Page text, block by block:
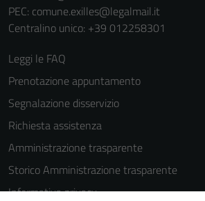
PEC: comune.exilles@legalmail.it
Centralino unico: +39 012258301
Leggi le FAQ
Prenotazione appuntamento
Segnalazione disservizio
Richiesta assistenza
Amministrazione trasparente
Storico Amministrazione trasparente
Informativa privacy